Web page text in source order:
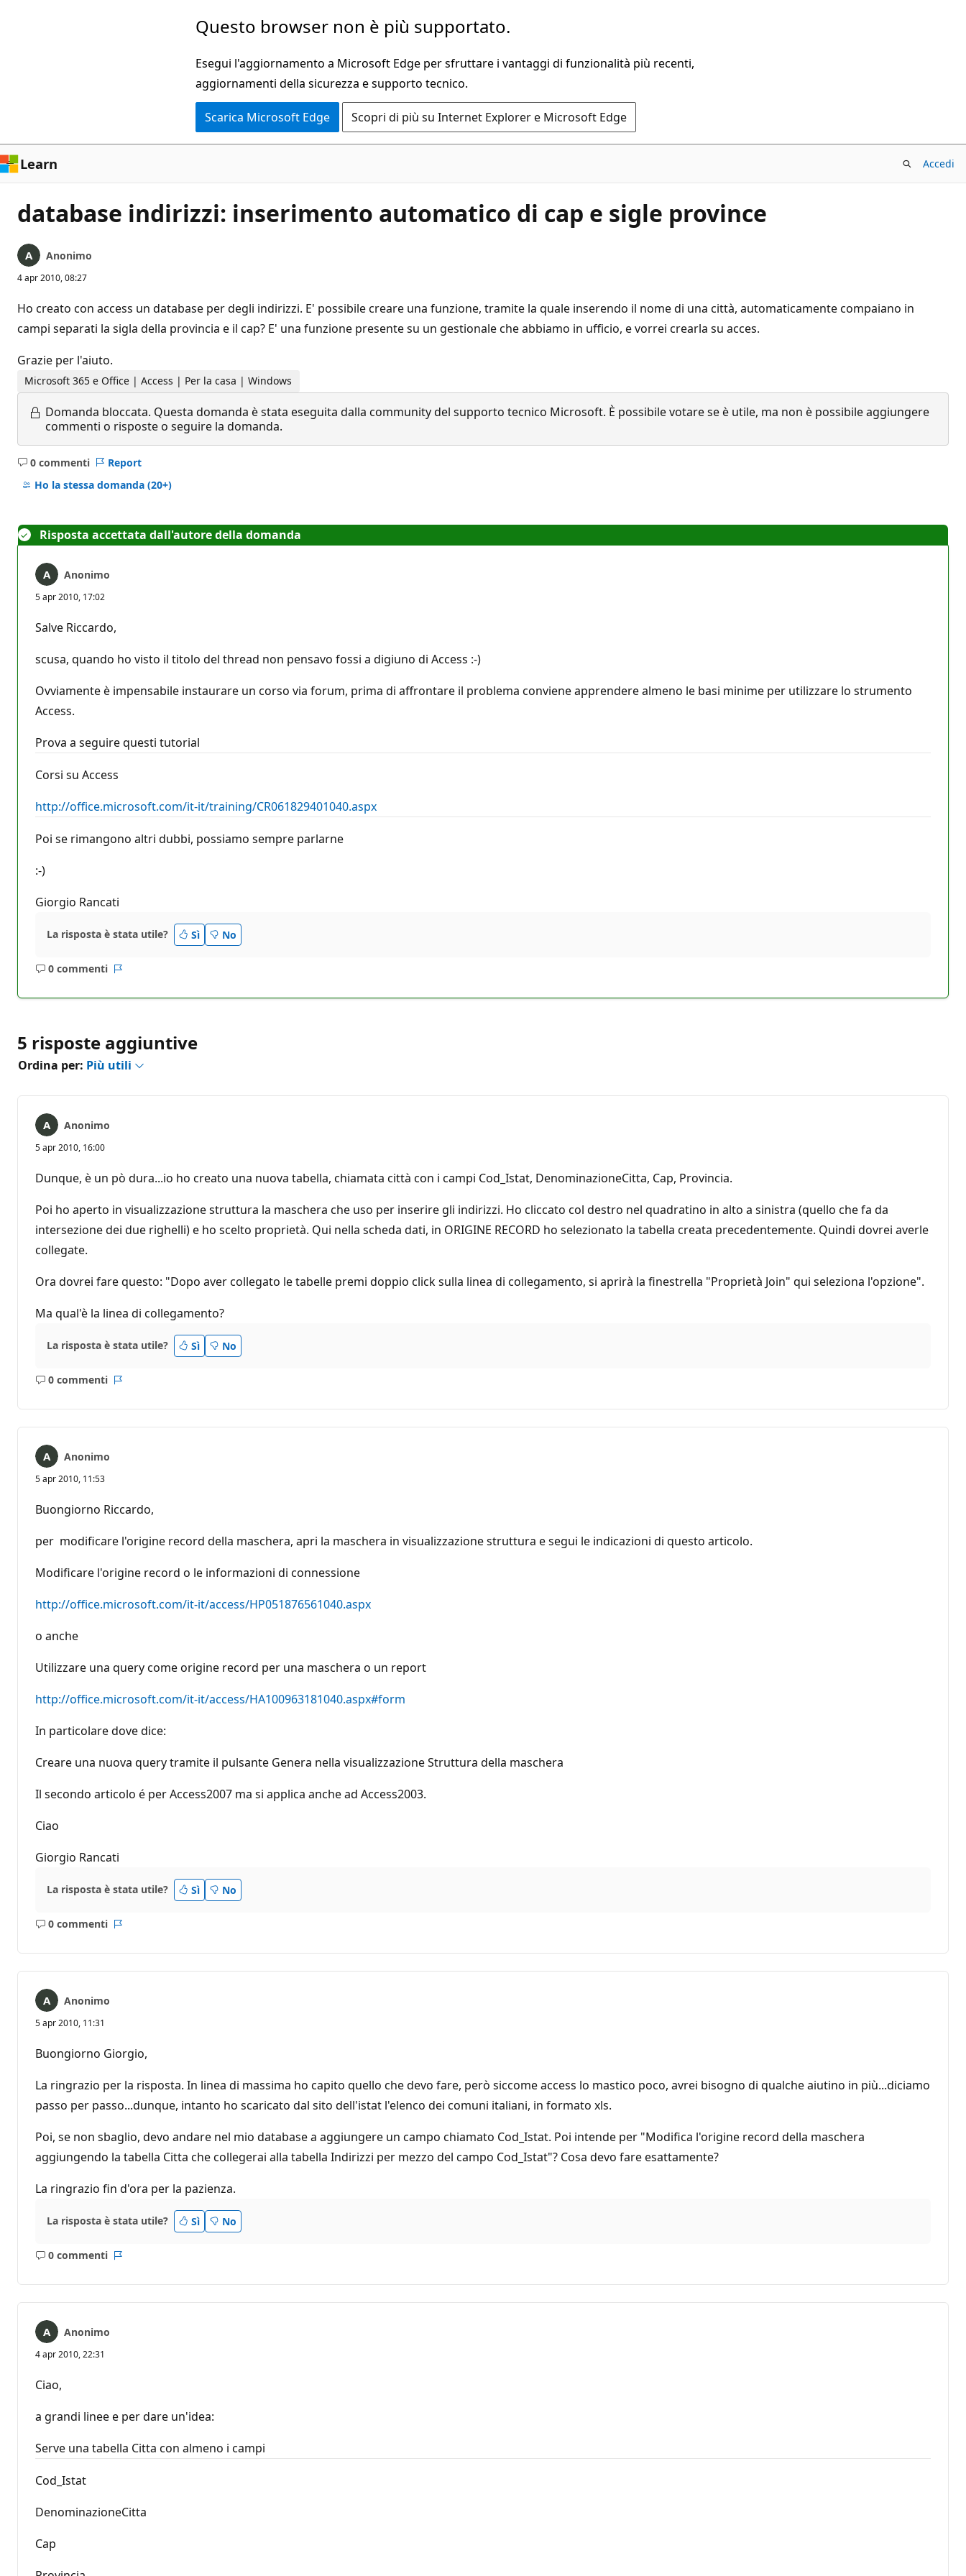
Questo browser non è più supportato.
Esegui l'aggiornamento a Microsoft Edge per sfruttare i vantaggi di funzionalità più recenti,
aggiornamenti della sicurezza e supporto tecnico.
Scarica Microsoft Edge Scopri di più su Internet Explorer e Microsoft Edge
Learn Accedi
database indirizzi: inserimento automatico di cap e sigle province
Anonimo
4 apr 2010, 08:27
Ho creato con access un database per degli indirizzi. E' possibile creare una funzione, tramite la quale inserendo il nome di una città, automaticamente compaiano in
campi separati la sigla della provincia e il cap? E' una funzione presente su un gestionale che abbiamo in ufficio, e vorrei crearla su acces.
Grazie per l'aiuto.
Microsoft 365 e Office | Access | Per la casa | Windows
Domanda bloccata. Questa domanda è stata eseguita dalla community del supporto tecnico Microsoft. È possibile votare se è utile, ma non è possibile aggiungere
commenti o risposte o seguire la domanda.
0 commenti
Nessun
commento
Report
Ho la stessa domanda (20+)
Risposta accettata dall'autore della domanda
Anonimo
5 apr 2010, 17:02
Salve Riccardo,
scusa, quando ho visto il titolo del thread non pensavo fossi a digiuno di Access :-)
Ovviamente è impensabile instaurare un corso via forum, prima di affrontare il problema conviene apprendere almeno le basi minime per utilizzare lo strumento
Access.
Prova a seguire questi tutorial
Corsi su Access
http://office.microsoft.com/it-it/training/CR061829401040.aspx
Poi se rimangono altri dubbi, possiamo sempre parlarne
:-)
Giorgio Rancati
La risposta è stata utile? Sì No
0 commenti
Nessun
5 risposte aggiuntive
Ordina per: Più utili
Anonimo
5 apr 2010, 16:00
Dunque, è un pò dura...io ho creato una nuova tabella, chiamata città con i campi Cod_Istat, DenominazioneCitta, Cap, Provincia.
Poi ho aperto in visualizzazione struttura la maschera che uso per inserire gli indirizzi. Ho cliccato col destro nel quadratino in alto a sinistra (quello che fa da
intersezione dei due righelli) e ho scelto proprietà. Qui nella scheda dati, in ORIGINE RECORD ho selezionato la tabella creata precedentemente. Quindi dovrei averle
collegate.
Ora dovrei fare questo: "Dopo aver collegato le tabelle premi doppio click sulla linea di collegamento, si aprirà la finestrella "Proprietà Join" qui seleziona l'opzione".
Ma qual'è la linea di collegamento?
La risposta è stata utile? Sì No
0 commenti
Nessun
Anonimo
5 apr 2010, 11:53
Buongiorno Riccardo,
per modificare l'origine record della maschera, apri la maschera in visualizzazione struttura e segui le indicazioni di questo articolo.
Modificare l'origine record o le informazioni di connessione
http://office.microsoft.com/it-it/access/HP051876561040.aspx
o anche
Utilizzare una query come origine record per una maschera o un report
http://office.microsoft.com/it-it/access/HA100963181040.aspx#form
In particolare dove dice:
Creare una nuova query tramite il pulsante Genera nella visualizzazione Struttura della maschera
Il secondo articolo é per Access2007 ma si applica anche ad Access2003.
Ciao
Giorgio Rancati
La risposta è stata utile? Sì No
0 commenti
Nessun
Anonimo
5 apr 2010, 11:31
Buongiorno Giorgio,
La ringrazio per la risposta. In linea di massima ho capito quello che devo fare, però siccome access lo mastico poco, avrei bisogno di qualche aiutino in più...diciamo
passo per passo...dunque, intanto ho scaricato dal sito dell'istat l'elenco dei comuni italiani, in formato xls.
Poi, se non sbaglio, devo andare nel mio database a aggiungere un campo chiamato Cod_Istat. Poi intende per "Modifica l'origine record della maschera
aggiungendo la tabella Citta che collegerai alla tabella Indirizzi per mezzo del campo Cod_Istat"? Cosa devo fare esattamente?
La ringrazio fin d'ora per la pazienza.
La risposta è stata utile? Sì No
0 commenti
Nessun
Anonimo
4 apr 2010, 22:31
Ciao,
a grandi linee e per dare un'idea:
Serve una tabella Citta con almeno i campi
Cod_Istat
DenominazioneCitta
Cap